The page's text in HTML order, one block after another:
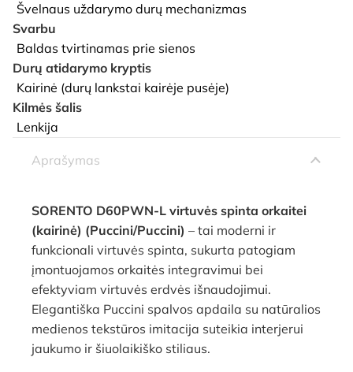
Švelnaus uždarymo durų mechanizmas
Svarbu
Baldas tvirtinamas prie sienos
Durų atidarymo kryptis
Kairinė (durų lankstai kairėje pusėje)
Kilmės šalis
Lenkija
Aprašymas
SORENTO D60PWN-L virtuvės spinta orkaitei
(kairinė) (Puccini/Puccini) – tai moderni ir
funkcionali virtuvės spinta, sukurta patogiam
įmontuojamos orkaitės integravimui bei
efektyviam virtuvės erdvės išnaudojimui.
Elegantiška Puccini spalvos apdaila su natūralios
medienos tekstūros imitacija suteikia interjerui
jaukumo ir šiuolaikiško stiliaus.